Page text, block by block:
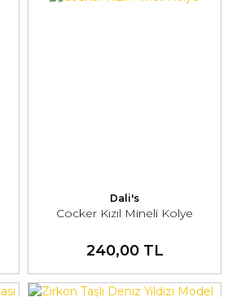
Dali's
Cocker Kızıl Mineli Kolye
240,00 TL